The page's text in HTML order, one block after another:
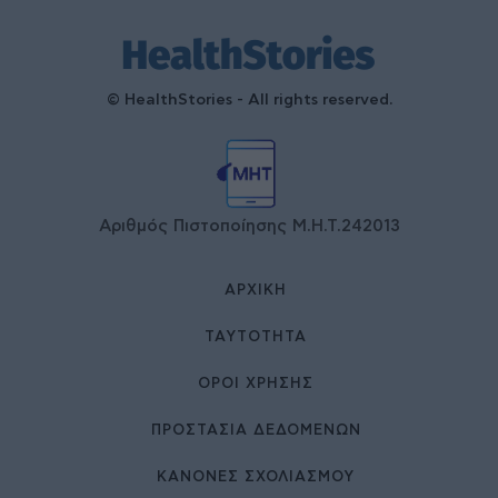
© HealthStories - All rights reserved.
Αριθμός Πιστοποίησης Μ.Η.Τ.242013
ΑΡΧΙΚΉ
ΤΑΥΤΌΤΗΤΑ
ΌΡΟΙ ΧΡΉΣΗΣ
ΠΡΟΣΤΑΣΙΑ ΔΕΔΟΜΕΝΩΝ
ΚΑΝΟΝΕΣ ΣΧΟΛΙΑΣΜΟΥ